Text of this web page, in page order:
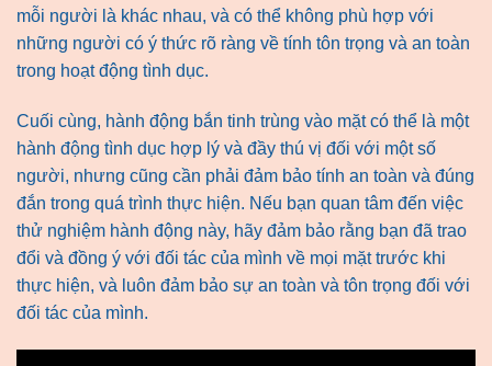
mỗi người là khác nhau, và có thể không phù hợp với
những người có ý thức rõ ràng về tính tôn trọng và an toàn
trong hoạt động tình dục.
Cuối cùng, hành động bắn tinh trùng vào mặt có thể là một
hành động tình dục hợp lý và đầy thú vị đối với một số
người, nhưng cũng cần phải đảm bảo tính an toàn và đúng
đắn trong quá trình thực hiện. Nếu bạn quan tâm đến việc
thử nghiệm hành động này, hãy đảm bảo rằng bạn đã trao
đổi và đồng ý với đối tác của mình về mọi mặt trước khi
thực hiện, và luôn đảm bảo sự an toàn và tôn trọng đối với
đối tác của mình.